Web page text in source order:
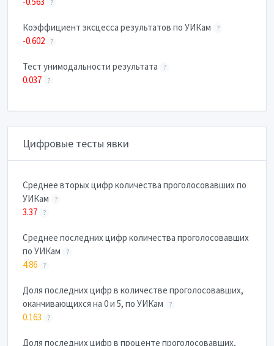
?
Коэффициент эксцесса результатов по УИКам ?
-0.602 ?
Тест унимодальности результата ?
0.037 ?
Цифровые тесты явки
Cреднее вторых цифр количества проголосовавших по
УИКам
?
3.37 ?
Cреднее последних цифр количества проголосовавших
по УИКам
?
4.86 ?
Доля последних цифр в количестве проголосовавших,
оканчивающихся на 0 и 5, по УИКам
?
0.163 ?
Доля последних цифр в проценте проголосовавших,